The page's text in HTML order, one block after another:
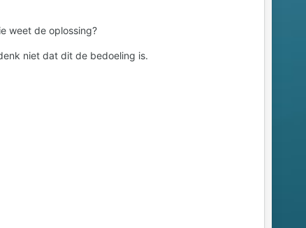
weet de oplossing?
niet dat dit de bedoeling is.